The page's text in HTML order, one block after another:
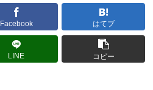
Facebook はてブ
LINE コピー